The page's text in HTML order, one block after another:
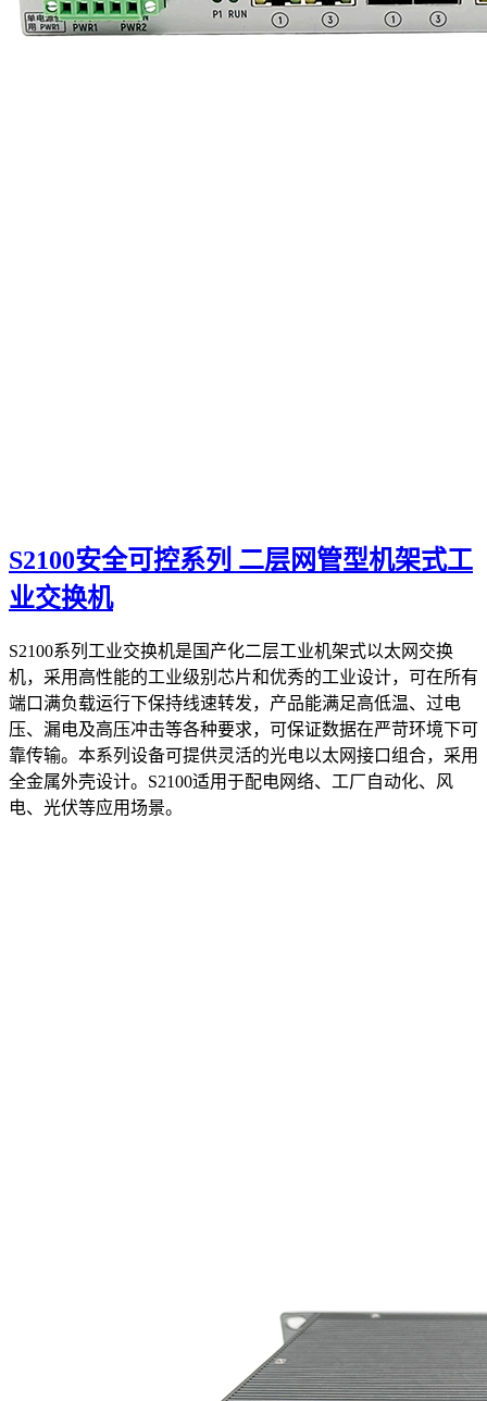
S2100安全可控系列 二层网管型机架式工
业交换机
S2100系列工业交换机是国产化二层工业机架式以太网交换
机，采用高性能的工业级别芯片和优秀的工业设计，可在所有
端口满负载运行下保持线速转发，产品能满足高低温、过电
压、漏电及高压冲击等各种要求，可保证数据在严苛环境下可
靠传输。本系列设备可提供灵活的光电以太网接口组合，采用
全金属外壳设计。S2100适用于配电网络、工厂自动化、风
电、光伏等应用场景。